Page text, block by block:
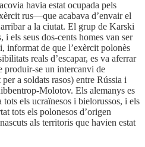
havia estat ocupada pels
rus—que acabava d’envair el
a la ciutat. El grup de Karski
els seus dos-cents homes van ser
informat de que l’exèrcit polonès
reals d’escapar, es va aferrar
produir-se un intercanvi de
a soldats rasos) entre Rússia i
Molotov. Els alemanys es
els ucraïnesos i bielorussos, i els
tots els polonesos d’origen
als territoris que havien estat